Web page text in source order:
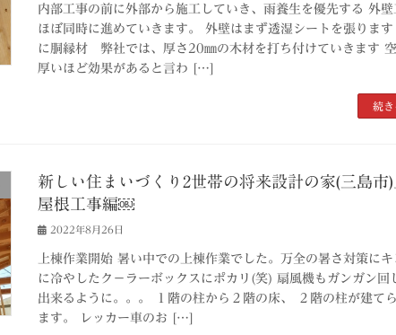
内部工事の前に外部から施工していき、雨養生を優先する 外壁
ほぼ同時に進めていきます。 外壁はまず透湿シートを張りま
に胴縁材 弊社では、厚さ20㎜の木材を打ち付けていきます
厚いほど効果があると言わ […]
続
新しい住まいづくり2世帯の将来設計の家(三島市
屋根工事編￼
2022年8月26日
上棟作業開始 暑い中での上棟作業でした。万全の暑さ対策にキ
に冷やしたク－ラーボックスにポカリ(笑) 扇風機もガンガン回
出来るように。。。 １階の柱から２階の床、 ２階の柱が建て
ます。 レッカー車のお […]